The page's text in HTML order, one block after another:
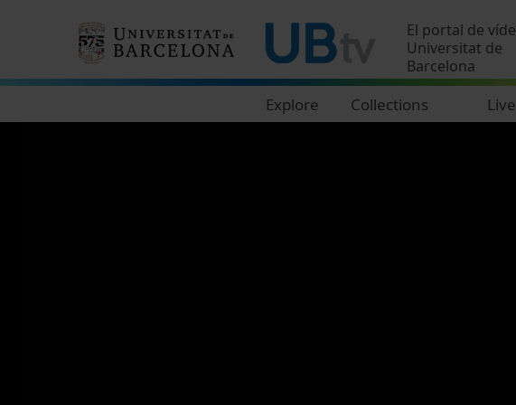
El portal de
Universitat de
Barcelona
Explore Collections